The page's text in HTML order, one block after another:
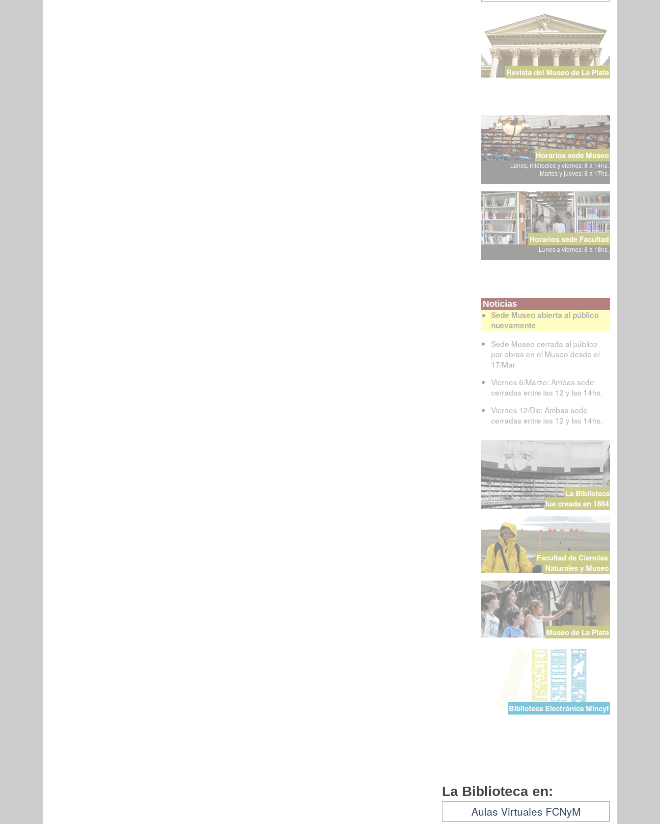
Revista del Museo de La Plata
Horarios sede Museo
Lunes, miércoles y viernes: 8 a 14hs.
Martes y jueves: 8 a 17hs.
Horarios sede Facultad
Lunes a viernes: 8 a 18hs.
Noticias
Sede Museo abierta al público
nuevamente
Sede Museo cerrada al público
por obras en el Museo desde el
17/Mar
Viernes 6/Marzo: Ambas sede
cerradas entre las 12 y las 14hs.
Viernes 12/Dic: Ambas sede
cerradas entre las 12 y las 14hs.
La Biblioteca
fue creada en 1884
Facultad de Ciencias
Naturales y Museo
Museo de La Plata
Biblioteca Electrónica Mincyt
La Biblioteca en:
Aulas Virtuales FCNyM